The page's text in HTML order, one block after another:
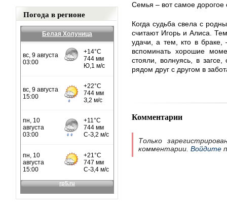
Погода в регионе
Белая Холуница
Семья – вот самое дорогое
Когда судьба свела с
считают Игорь и Алиса.
удачи, а тем, кто в браке,
вспоминать хорошие
стояли, волнуясь, в
рядом друг с другом в
Комментарии
Только
комментарии. Войдите